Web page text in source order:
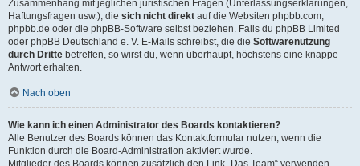
Zusammenhang mit jeglichen juristischen Fragen (Unterlassungserklärungen,
Haftungsfragen usw.), die sich nicht direkt auf die Websiten phpbb.com,
phpbb.de oder die phpBB-Software selbst beziehen. Falls du phpBB Limited
oder phpBB Deutschland e. V. E-Mails schreibst, die die Softwarenutzung
durch Dritte betreffen, so wirst du, wenn überhaupt, höchstens eine knappe
Antwort erhalten.
Nach oben
Wie kann ich einen Administrator des Boards kontaktieren?
Alle Benutzer des Boards können das Kontaktformular nutzen, wenn die
Funktion durch die Board-Administration aktiviert wurde.
Mitglieder des Boards können zusätzlich den Link „Das Team“ verwenden.